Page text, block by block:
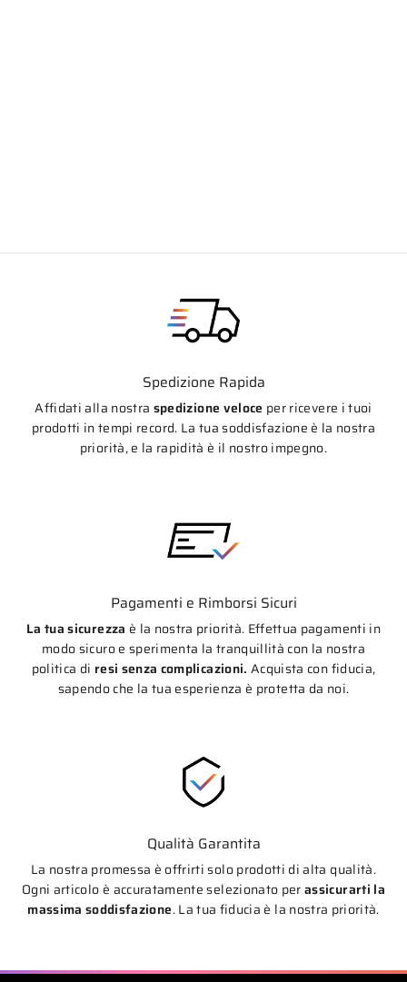
Spedizione Rapida
Affidati alla nostra spedizione veloce per ricevere i tuoi
prodotti in tempi record. La tua soddisfazione è la nostra
priorità, e la rapidità è il nostro impegno.
Pagamenti e Rimborsi Sicuri
La tua sicurezza è la nostra priorità. Effettua pagamenti in
modo sicuro e sperimenta la tranquillità con la nostra
politica di resi senza complicazioni. Acquista con fiducia,
sapendo che la tua esperienza è protetta da noi.
Qualità Garantita
La nostra promessa è offrirti solo prodotti di alta qualità.
Ogni articolo è accuratamente selezionato perassicurarti la
massima soddisfazione. La tua fiducia è la nostra priorità.